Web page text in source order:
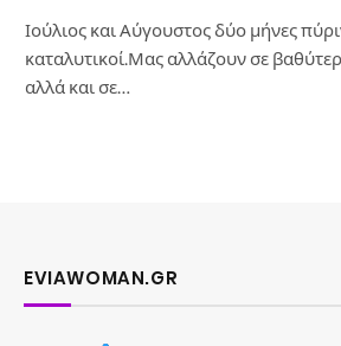
Ιούλιος και Αύγουστος δύο μήνες
καταλυτικοί.Μας αλλάζουν σε
αλλά και σε…
EVIAWOMAN.GR